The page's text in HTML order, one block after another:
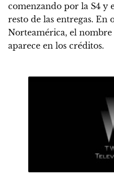
comenzando por la S4 y
resto de las entregas. En
Norteamérica, el
aparece en los créditos.